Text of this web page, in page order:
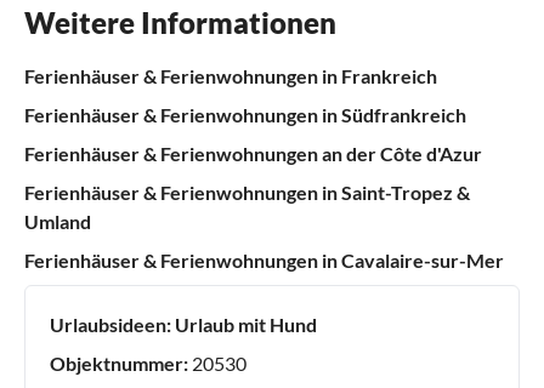
Weitere Informationen
Ferienhäuser & Ferienwohnungen in Frankreich
Ferienhäuser & Ferienwohnungen in Südfrankreich
Ferienhäuser & Ferienwohnungen an der Côte d'Azur
Ferienhäuser & Ferienwohnungen in Saint-Tropez &
Umland
Ferienhäuser & Ferienwohnungen in Cavalaire-sur-Mer
Urlaubsideen: Urlaub mit Hund
Objektnummer: 20530